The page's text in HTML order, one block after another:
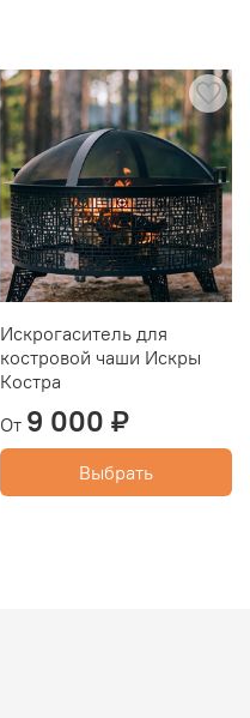
Искрогаситель для
костровой чаши Искры
Костра
От 9 000 ₽
Выбрать